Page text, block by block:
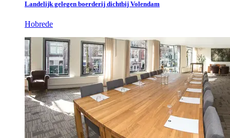
Landelijk gelegen boerderij dichtbij Volendam
Hobrede